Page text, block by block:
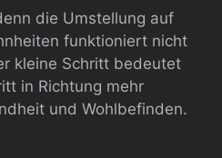
die Umstellung auf
funktioniert nicht
kleine Schritt bedeutet
in Richtung mehr
und Wohlbefinden.